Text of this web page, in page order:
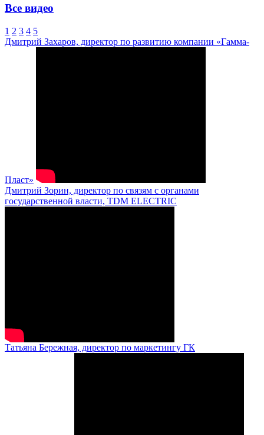
Все видео
1 2 3 4 5
Дмитрий Захаров, директор по развитию компании «Гамма-
Пласт»
Дмитрий Зорин, директор по связям с органами
государственной власти, TDM ELECTRIC
Татьяна Бережная, директор по маркетингу ГК